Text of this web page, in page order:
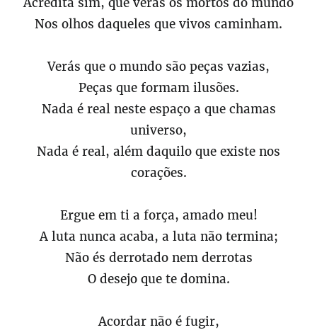
Nos olhos daqueles que vivos caminham.
Verás que o mundo são peças vazias,
Peças que formam ilusões.
Nada é real neste espaço a que chamas
universo,
Nada é real, além daquilo que existe nos
corações.
Ergue em ti a força, amado meu!
A luta nunca acaba, a luta não termina;
Não és derrotado nem derrotas
O desejo que te domina.
Acordar não é fugir,